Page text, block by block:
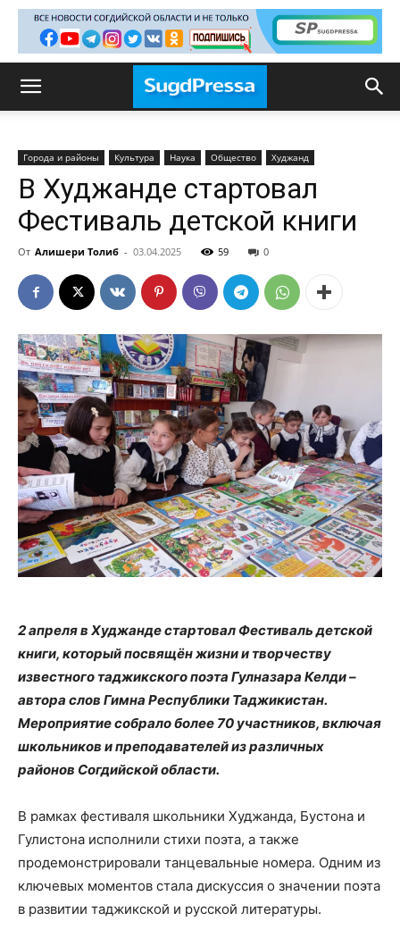
Города и районы Культура Наука Общество Худжанд
В Худжанде стартовал
Фестиваль детской книги
От Алишери Толиб - 03.04.2025 59 0
2 апреля в Худжанде стартовал Фестиваль детской
книги, который посвящён жизни и творчеству
известного таджикского поэта Гулназара Келди –
автора слов Гимна Республики Таджикистан.
Мероприятие собрало более 70 участников, включая
школьников и преподавателей из различных
районов Согдийской области.
В рамках фестиваля школьники Худжанда, Бустона и
Гулистона исполнили стихи поэта, а также
продемонстрировали танцевальные номера. Одним из
ключевых моментов стала дискуссия о значении поэта
в развитии таджикской и русской литературы.